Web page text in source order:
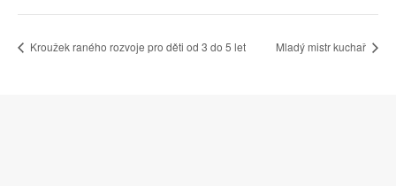
Kroužek raného rozvoje pro děti od 3 do 5 let Mladý mistr kuchař